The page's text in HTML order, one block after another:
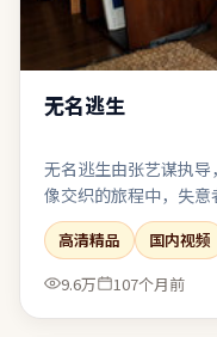
无名逃生
无名逃生由张艺谋执
像交织的旅程中，失
服化还原时代质感，让
影、剪辑三者咬合紧密
高清精品
国内视频
9.6万
107个月前